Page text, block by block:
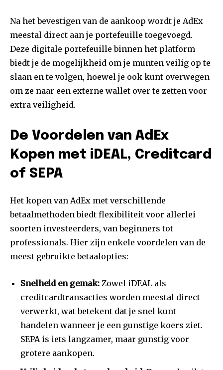
Na het bevestigen van de aankoop wordt je AdEx
meestal direct aan je portefeuille toegevoegd.
Deze digitale portefeuille binnen het platform
biedt je de mogelijkheid om je munten veilig op te
slaan en te volgen, hoewel je ook kunt overwegen
om ze naar een externe wallet over te zetten voor
extra veiligheid.
De Voordelen van AdEx
Kopen met iDEAL, Creditcard
of SEPA
Het kopen van AdEx met verschillende
betaalmethoden biedt flexibiliteit voor allerlei
soorten investeerders, van beginners tot
professionals. Hier zijn enkele voordelen van de
meest gebruikte betaalopties:
Snelheid en gemak: Zowel iDEAL als
creditcardtransacties worden meestal direct
verwerkt, wat betekent dat je snel kunt
handelen wanneer je een gunstige koers ziet.
SEPA is iets langzamer, maar gunstig voor
grotere aankopen.